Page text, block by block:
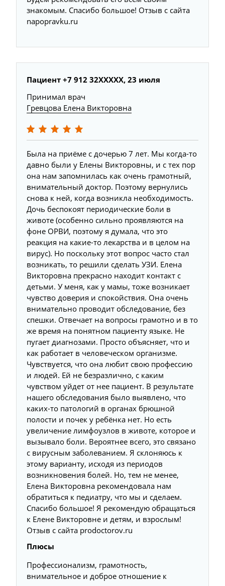
знакомым. Спасибо большое! Отзыв с сайта
napopravku.ru
Пациент +7 912 32XXXXX, 23 июля
Принимал врач
Гревцова Елена Викторовна
Была на приёме с дочерью 7 лет. Мы когда-то
давно были у Елены Викторовны, и с тех пор
она нам запомнилась как очень грамотный,
внимательный доктор. Поэтому вернулись
снова к ней, когда возникла необходимость.
Дочь беспокоят периодические боли в
животе (особенно сильно проявляются на
фоне ОРВИ, поэтому я думала, что это
реакция на какие-то лекарства и в целом на
вирус). Но поскольку этот вопрос часто стал
возникать, то решили сделать УЗИ. Елена
Викторовна прекрасно находит контакт с
детьми. У меня, как у мамы, тоже возникает
чувство доверия и спокойствия. Она очень
внимательно проводит обследование, без
спешки. Отвечает на вопросы грамотно и в то
же время на понятном пациенту языке. Не
пугает диагнозами. Просто объясняет, что и
как работает в человеческом организме.
Чувствуется, что она любит свою профессию
и людей. Ей не безразлично, с каким
чувством уйдет от нее пациент. В результате
нашего обследования было выявлено, что
каких-то патологий в органах брюшной
полости и почек у ребёнка нет. Но есть
увеличение лимфоузлов в животе, которое и
вызывало боли. Вероятнее всего, это связано
с вирусным заболеванием. Я склоняюсь к
этому варианту, исходя из периодов
возникновения болей. Но, тем не менее,
Елена Викторовна рекомендовала нам
обратиться к педиатру, что мы и сделаем.
Спасибо большое! Я рекомендую обращаться
к Елене Викторовне и детям, и взрослым!
Отзыв с сайта prodoctorov.ru
Плюсы
Профессионализм, грамотность,
внимательное и доброе отношение к